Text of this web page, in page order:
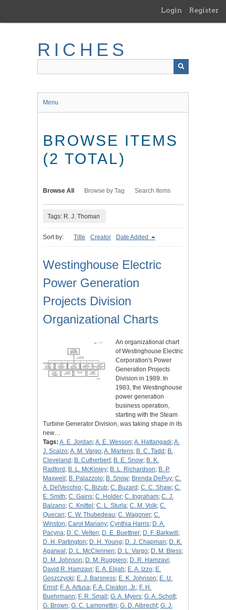
main
Login Register
RICHES
Menu
BROWSE ITEMS
(2 TOTAL)
Browse All Browse by Tag Search Items
Tags: R. J. Thoman
Sort by: Title Creator Date Added
Westinghouse Electric
Power Generation
Projects Division
Organizational Charts
An organizational chart
of Westinghouse Electric
Corporation's Power
Generation Projects
Division in 1989. In
1983, the Westinghouse
power generation
business operation,
starting with the Steam
Turbine Generator Division, was taking shape in its
new…
Tags: A. E. Jordan;A. E. Wesson;A. Hattangadi;A.
J. Scalzo;A. M. Vargo;A. Martens; B. C. Tadd ; B.
Cleveland ; B. Cutherbert; B. E. Snow; B. K.
Radford ; B. L. McKinley; B. L. Richardson; B. P.
Maxwell ; B. Palazzolo; B. Snow; Brenda DePuy; C.
A. DelVecchio; C. Bizub; C. Buzard ; C. C. Shaw; C.
E. Smith; C. Gains; C. Holder; C. Ingraham; C. J.
Balzano; C. Knittel ; C. L. Sturla; C. M. Volk; C.
Quecan; C. W. Thubedeau; C. Wagoner; C.
Winston; Carol Mariany; Cynthia Harris; D. A.
Pacyna; D. C. Velten; D. E. Buettner; D. F. Barkwill ;
D. H. Partington; D. H. Young; D. J. Chapman; D. K.
Agarwal ; D. L. McClennen; D. L. Vargo; D. M. Bless;
D. M. Johnson; D. M. Ruggiero; D. R. Hamzavi;
David R. Hamzavi; E. A. Elijah; E. A. Izzo; E.
Goszczycki; E. J. Barsness; E. K. Johnson; E. U.
Ernst; F. A. Artusa; F. A. Cleaton, Jr.; F. H.
Buehrmann; F. R. Small ; G. A. Myers; G. A. Schott;
G. Brown; G. C. Lamonettin; G. D. Albrecht; G. J.